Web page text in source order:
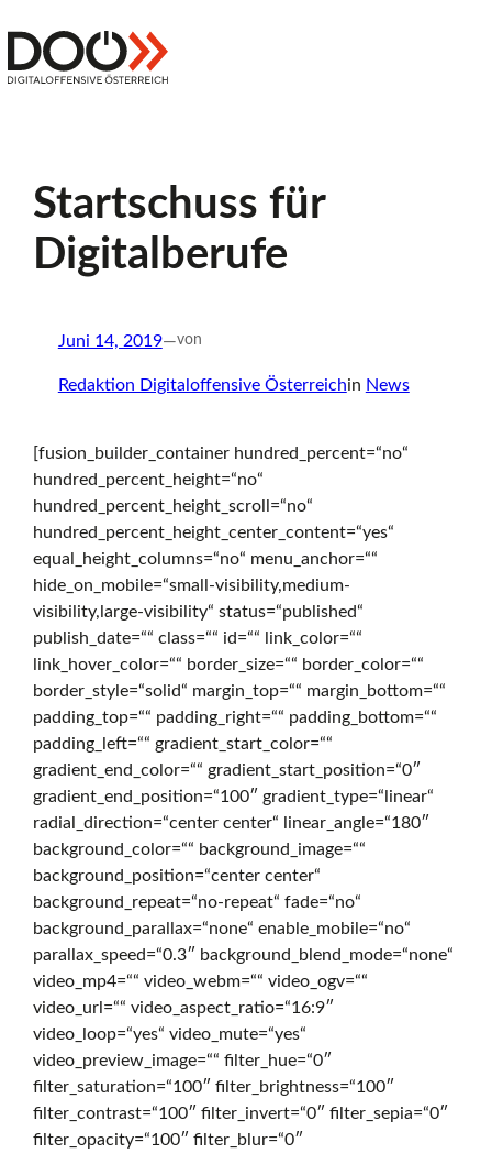
Inhalt
springen
Z
e
e
d
Digitaloffensive
Startschuss für
Digitalberufe
Juni 14, 2019—von
Redaktion Digitaloffensive Österreichin News
[fusion_builder_container hundred_percent=“no“
hundred_percent_height=“no“
hundred_percent_height_scroll=“no“
hundred_percent_height_center_content=“yes“
equal_height_columns=“no“ menu_anchor=““
hide_on_mobile=“small-visibility,medium-
visibility,large-visibility“ status=“published“
publish_date=““ class=““ id=““ link_color=““
link_hover_color=““ border_size=““ border_color=““
border_style=“solid“ margin_top=““ margin_bottom=““
padding_top=““ padding_right=““ padding_bottom=““
padding_left=““ gradient_start_color=““
gradient_end_color=““ gradient_start_position=“0″
gradient_end_position=“100″ gradient_type=“linear“
radial_direction=“center center“ linear_angle=“180″
background_color=““ background_image=““
background_position=“center center“
background_repeat=“no-repeat“ fade=“no“
background_parallax=“none“ enable_mobile=“no“
parallax_speed=“0.3″ background_blend_mode=“none“
video_mp4=““ video_webm=““ video_ogv=““
video_url=““ video_aspect_ratio=“16:9″
video_loop=“yes“ video_mute=“yes“
video_preview_image=““ filter_hue=“0″
filter_saturation=“100″ filter_brightness=“100″
filter_contrast=“100″ filter_invert=“0″ filter_sepia=“0″
filter_opacity=“100″ filter_blur=“0″